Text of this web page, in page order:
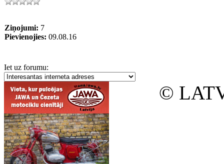
Ziņojumi: 7
Pievienojies: 09.08.16
Iet uz forumu:
©